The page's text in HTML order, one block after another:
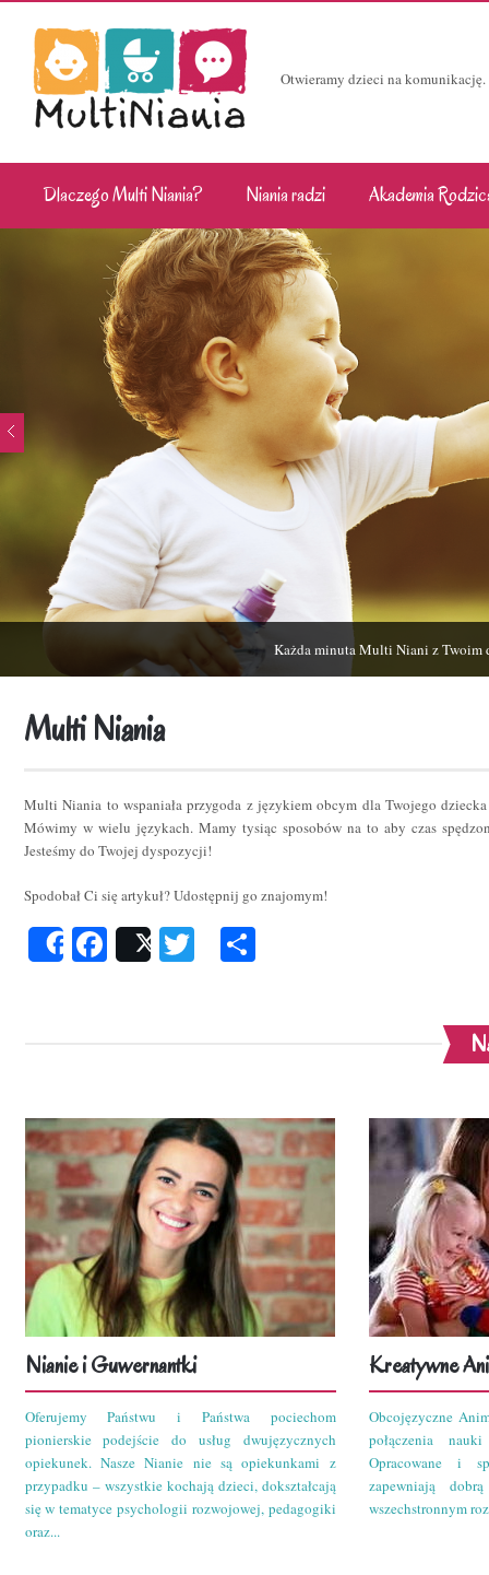
Otwieramy dzieci na
Dlaczego Multi Niania? Niania radzi Akademia
Każda minuta Multi Niani z Twoim
Multi Niania
Multi Niania to wspaniała przygoda z językiem obcym dla Twojego
Mówimy w wielu językach. Mamy tysiąc sposobów na to aby czas
Jesteśmy do Twojej dyspozycji!
Spodobał Ci się artykuł? Udostępnij go znajomym!
ShareFacebook
Post Twitter
Nianie i Guwernantki
Oferujemy Państwu i Państwa pociechom
pionierskie podejście do usług dwujęzycznych
opiekunek. Nasze Nianie nie są opiekunkami z
przypadku – wszystkie kochają dzieci, dokształcają
się w tematyce psychologii rozwojowej, pedagogiki
oraz...
Kreatywne
Obcojęzyczne
połączenia
Opracowane i
zapewniają
wszechstronnym